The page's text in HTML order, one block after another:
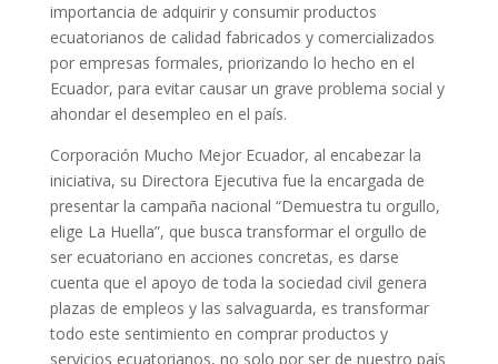
importancia de adquirir y consumir productos
ecuatorianos de calidad fabricados y comercializados
por empresas formales, priorizando lo hecho en el
Ecuador, para evitar causar un grave problema social y
ahondar el desempleo en el país.
Corporación Mucho Mejor Ecuador, al encabezar la
iniciativa, su Directora Ejecutiva fue la encargada de
presentar la campaña nacional “Demuestra tu orgullo,
elige La Huella”, que busca transformar el orgullo de
ser ecuatoriano en acciones concretas, es darse
cuenta que el apoyo de toda la sociedad civil genera
plazas de empleos y las salvaguarda, es transformar
todo este sentimiento en comprar productos y
servicios ecuatorianos, no solo por ser de nuestro país